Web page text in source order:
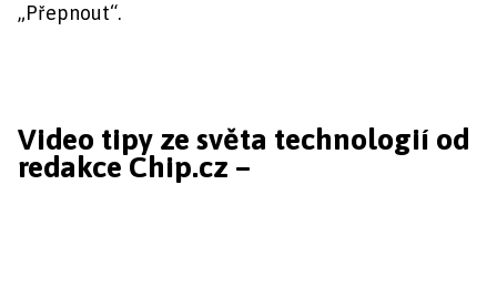
„Přepnout“.
Video tipy ze světa technologií od
redakce Chip.cz –